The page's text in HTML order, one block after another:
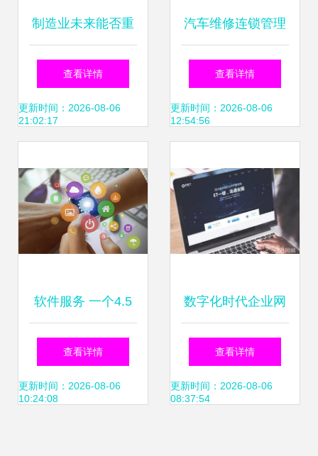
制造业未来能否重
塑，先看这个论坛
上讨论出的趋势和
查看详情
更新时间：2026-08-06
21:02:17
汽车维修连锁管理
软件如何提升汽修
厂客户服务水平
查看详情
更新时间：2026-08-06
12:54:56
软件服务 一个4.5
万亿的大题材，即
将引爆整个市场！
查看详情
更新时间：2026-08-06
10:24:08
数字化时代企业网
站类型解析 从企业
官网到会员服务型
查看详情
更新时间：2026-08-06
08:37:54